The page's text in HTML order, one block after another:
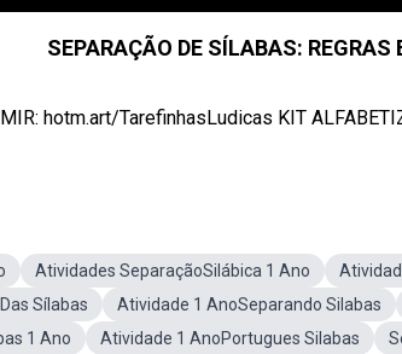
SEPARAÇÃO DE SÍLABAS:
hotm.art/TarefinhasLudicas KIT
Atividades SeparaçãoSilábica 1 Ano
Sílabas
Atividade 1 AnoSeparando Silabas
1 Ano
Atividade 1 AnoPortugues Silabas